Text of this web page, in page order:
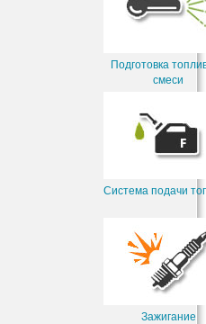
Подготовка
смеси
Система подачи
Зажигание